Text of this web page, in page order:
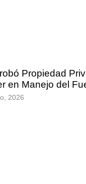
Propiedad
en Manejo del
2026